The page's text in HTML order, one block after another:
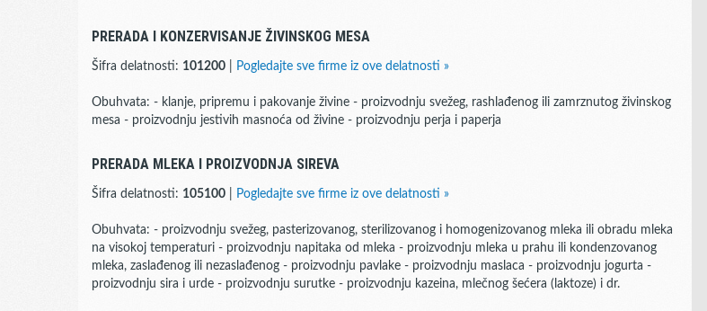
PRERADA I KONZERVISANJE ŽIVINSKOG MESA
Šifra delatnosti: 101200 Pogledajte sve firme iz ove delatnosti »
Obuhvata: - klanje, pripremu i pakovanje živine - proizvodnju svežeg, rashlađenog ili zamrznutog živinskog
mesa - proizvodnju jestivih masnoća od živine - proizvodnju perja i paperja
PRERADA MLEKA I PROIZVODNJA SIREVA
Šifra delatnosti: 105100 Pogledajte sve firme iz ove delatnosti »
Obuhvata: - proizvodnju svežeg, pasterizovanog, sterilizovanog i homogenizovanog mleka ili obradu mleka
na visokoj temperaturi - proizvodnju napitaka od mleka - proizvodnju mleka u prahu ili kondenzovanog
mleka, zaslađenog ili nezaslađenog - proizvodnju pavlake - proizvodnju maslaca - proizvodnju jogurta -
proizvodnju sira i urde - proizvodnju surutke - proizvodnju kazeina, mlečnog šećera (laktoze) i dr.